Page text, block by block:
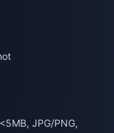
JPG/PNG,